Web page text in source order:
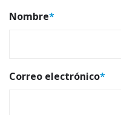
Nombre*
Correo electrónico*